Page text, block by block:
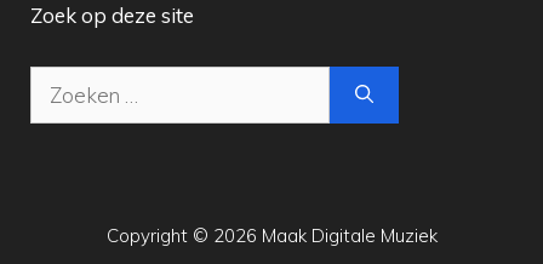
Zoek op deze site
Zoek
Copyright © 2026 Maak Digitale Muziek